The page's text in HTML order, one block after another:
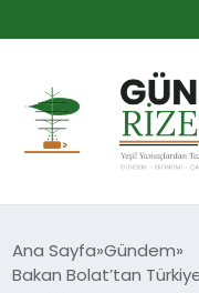
Ana Sayfa Gündem
Bakan Bolat’tan